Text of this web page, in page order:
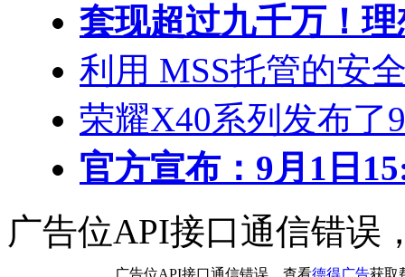
套现超过九千万！
利用 MSS托管的安
荣耀X40系列发布了
官方宣布：9月1日
广告位API接口通信错误
广告位API接口通信错误，查看德得广告获取